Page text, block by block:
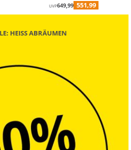
UVP649,99 551,99
HEISS ABRÄUMEN